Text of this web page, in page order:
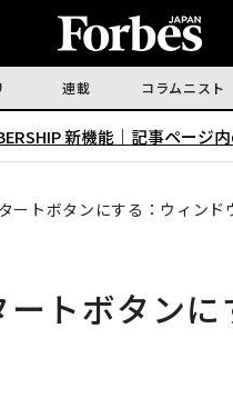
連載 コラムニスト
新機能｜ 記事ページ
トボタンにする：ウィンド
トボタンに